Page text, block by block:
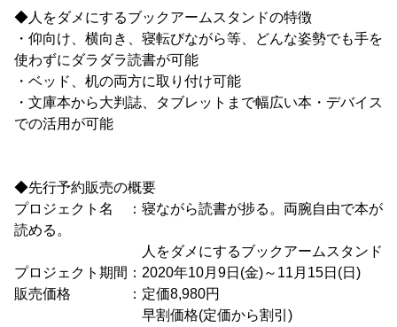
◆人をダメにするブックアームスタンドの特徴
・仰向け、横向き、寝転びながら等、どんな姿勢でも手を
使わずにダラダラ読書が可能
・ベッド、机の両方に取り付け可能
・文庫本から大判誌、タブレットまで幅広い本・デバイス
での活用が可能
◆先行予約販売の概要
プロジェクト名 ：寝ながら読書が捗る。両腕自由で本が
読める。
人をダメにするブックアームスタンド
プロジェクト期間：2020年10月9日(金)～11月15日(日)
販売価格 ：定価8,980円
早割価格(定価から割引)